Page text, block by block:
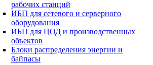
рабочих станций
ИБП для сетевого и серверного
оборудования
ИБП для ЦОД и производственных
объектов
Блоки распределения энергии и
байпасы